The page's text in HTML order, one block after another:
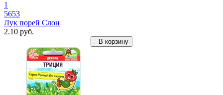
1
5653
Лук порей Слон
2.10 руб.
В корзину